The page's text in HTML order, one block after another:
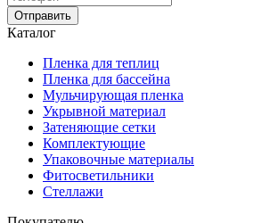
Отправить
Каталог
Пленка для теплиц
Пленка для бассейна
Мульчирующая пленка
Укрывной материал
Затеняющие сетки
Комплектующие
Упаковочные материалы
Фитосветильники
Стеллажи